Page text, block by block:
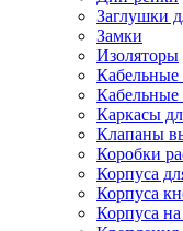
Заглушки
Замки
Изоляторы
Кабельные
Каркасы
Клапаны
Коробки
Корпуса
Корпуса
Корпуса